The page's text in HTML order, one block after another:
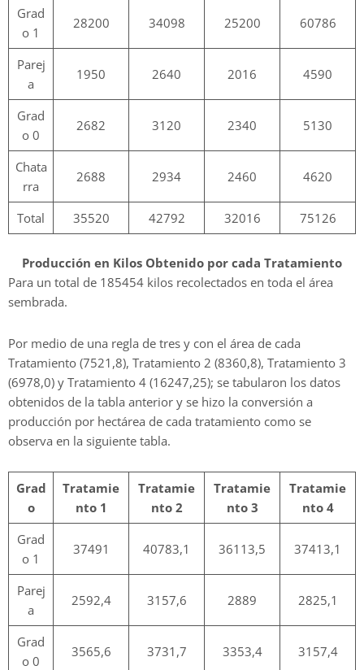
Grad
o 1
28200 34098 25200 60786
Parej
a
1950 2640 2016 4590
Grad
o 0
2682 3120 2340 5130
Chata
rra
2688 2934 2460 4620
Total 35520 42792 32016 75126
Producción en Kilos Obtenido por cada Tratamiento
Para un total de 185454 kilos recolectados en toda el área
sembrada.
Por medio de una regla de tres y con el área de cada
Tratamiento (7521,8), Tratamiento 2 (8360,8), Tratamiento 3
(6978,0) y Tratamiento 4 (16247,25); se tabularon los datos
obtenidos de la tabla anterior y se hizo la conversión a
producción por hectárea de cada tratamiento como se
observa en la siguiente tabla.
Grad
o
Tratamie
nto 1
Tratamie
nto 2
Tratamie
nto 3
Tratamie
nto 4
Grad
o 1
37491 40783,1 36113,5 37413,1
Parej
a
2592,4 3157,6 2889 2825,1
Grad
o 0
3565,6 3731,7 3353,4 3157,4